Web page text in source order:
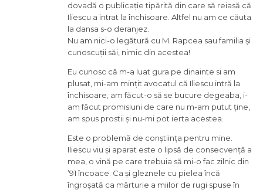
dovadă o publicație tipărită din care să reiasă că
Iliescu a intrat la închisoare. Altfel nu am ce căuta
la dansa s-o deranjez.
Nu am nici-o legătură cu M. Rapcea sau familia și
cunoscuții săi, nimic din acestea!
Eu cunosc că m-a luat gura pe dinainte si am
plusat, mi-am mințit avocatul că Iliescu intră la
închisoare, am făcut-o să se bucure degeaba, i-
am făcut promisiuni de care nu m-am putut ține,
am spus prostii și nu-mi pot ierta acestea.
Este o problemă de conștiința pentru mine.
Iliescu viu și aparat este o lipsă de consecvență a
mea, o vină pe care trebuia să mi-o fac zilnic din
’91 încoace. Ca și gleznele cu pielea încă
îngroșată ca mărturie a miilor de rugi spuse în